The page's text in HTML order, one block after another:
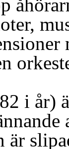
i år)
är